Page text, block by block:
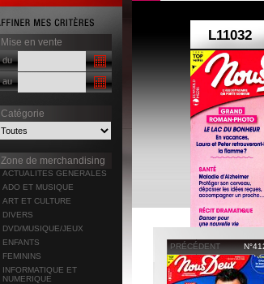
Mise en vente
du
au
Catégorie
Zone de merchandising
ACTUALITES GENERALES
ADO ET MUSIQUE
ART ET CULTURE
DIVERS
DVD/MUSIQUE/JEUX
ENFANTS
FEMININS
INFORMATIQUE ET
NUMERIQUE
PRÉCÉDENT